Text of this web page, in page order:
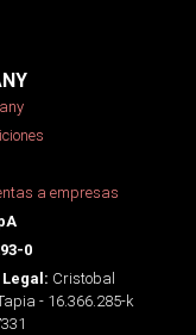
a empresas
0
Cristobal
- 16.366.285-k